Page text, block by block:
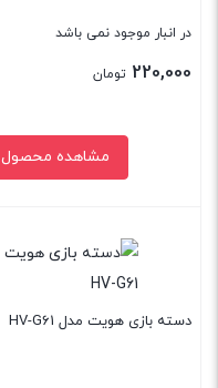
در انبار موجود نمی باشد
220,000 تومان
مشاهده محصول
دسته بازی هویت مدل HV-G61